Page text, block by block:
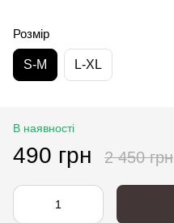
Розмір
S-M L-XL
В наявності
490 грн 2 450 грн